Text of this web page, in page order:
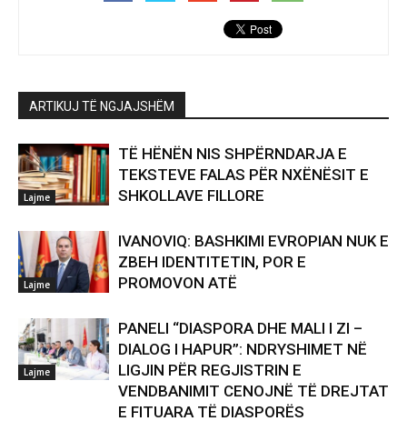
ARTIKUJ TË NGJAJSHËM
Lajme
TË HËNËN NIS SHPËRNDARJA E
TEKSTEVE FALAS PËR NXËNËSIT E
SHKOLLAVE FILLORE
Lajme
IVANOVIQ: BASHKIMI EVROPIAN NUK E
ZBEH IDENTITETIN, POR E
PROMOVON ATË
Lajme
PANELI “DIASPORA DHE MALI I ZI –
DIALOG I HAPUR”: NDRYSHIMET NË
LIGJIN PËR REGJISTRIN E
VENDBANIMIT CENOJNË TË DREJTAT
E FITUARA TË DIASPORËS